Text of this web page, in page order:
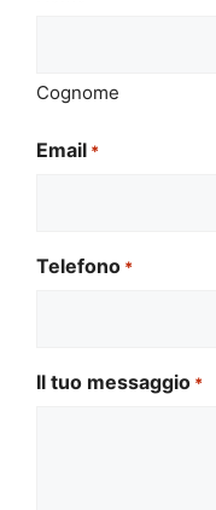
Cognome
Email *
Telefono *
Il tuo messaggio *